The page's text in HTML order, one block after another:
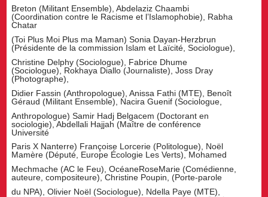
Breton (Militant Ensemble), Abdelaziz Chaambi
(Coordination contre le Racisme et l’Islamophobie), Rabha
Chatar
(Toi Plus Moi Plus ma Maman) Sonia Dayan-Herzbrun
(Présidente de la commission Islam et Laïcité, Sociologue),
Christine Delphy (Sociologue), Fabrice Dhume
(Sociologue), Rokhaya Diallo (Journaliste), Joss Dray
(Photographe),
Didier Fassin (Anthropologue), Anissa Fathi (MTE), Benoît
Géraud (Militant Ensemble), Nacira Guenif (Sociologue,
Anthropologue) Samir Hadj Belgacem (Doctorant en
sociologie), Abdellali Hajjah (Maître de conférence
Université
Paris X Nanterre) Françoise Lorcerie (Politologue), Noël
Mamère (Député, Europe Écologie Les Verts), Mohamed
Mechmache (AC le Feu), OcéaneRoseMarie (Comédienne,
auteure, compositeure), Christine Poupin, (Porte-parole
du NPA), Olivier Noël (Sociologue), Ndella Paye (MTE),